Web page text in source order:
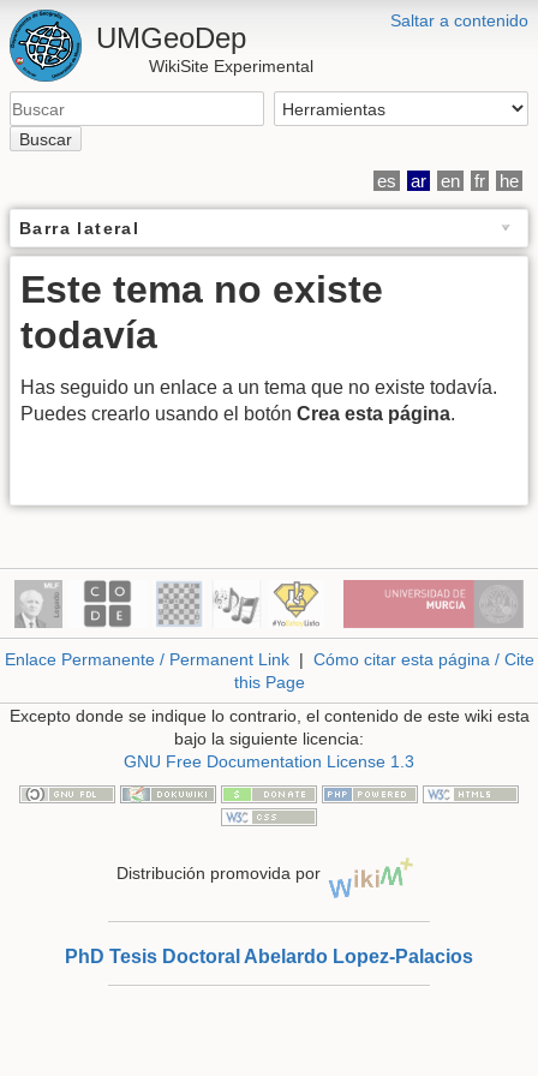
Saltar a contenido
UMGeoDep
WikiSite Experimental
Buscar
es ar en fr he
Barra lateral
Este tema no existe
todavía
Has seguido un enlace a un tema que no existe todavía.
Puedes crearlo usando el botón Crea esta página.
Enlace Permanente / Permanent Link| Cómo citar esta página / Cite
this Page
Excepto donde se indique lo contrario, el contenido de este wiki esta
bajo la siguiente licencia:
GNU Free Documentation License 1.3
Distribución promovida por
PhD Tesis Doctoral Abelardo Lopez-Palacios